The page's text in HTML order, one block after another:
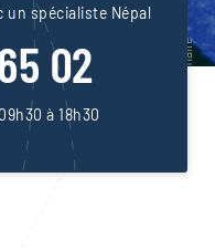
un spécialiste Népal
02
à 18h30